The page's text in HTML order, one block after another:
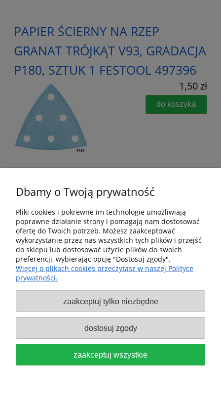
PAPIER ŚCIERNY NA RZEP
GRANAT TRÓJKĄT V93, GRADACJA
P180, SZTUK 1 FESTOOL 497396
1,50 zł
do koszyka
PAPIER ŚCIERNY NA RZEP
GRANAT TRÓJKĄT V93, GRADACJA
P180, SZTUK 10 FESTOOL 497396
15,00 zł
do koszyka
PAPIER ŚCIERNY GRANAT
Dbamy o Twoją prywatność
Pliki cookies i pokrewne im technologie umożliwiają
poprawne działanie strony i pomagają nam dostosować
ofertę do Twoich potrzeb. Możesz zaakceptować
wykorzystanie przez nas wszystkich tych plików i przejść
do sklepu lub dostosować użycie plików do swoich
preferencji, wybierając opcję "Dostosuj zgody".
Więcej o plikach cookies przeczytasz w naszej Polityce
prywatności.
zaakceptuj tylko niezbędne
dostosuj zgody
zaakceptuj wszystkie